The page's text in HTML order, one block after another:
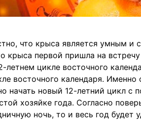
что крыса является умным
крыса первой пришла на
летнем цикле восточного
восточного календаря.
начать новый 12-летний цикл с
хозяйке года. Согласно
ночь, то и весь год будет